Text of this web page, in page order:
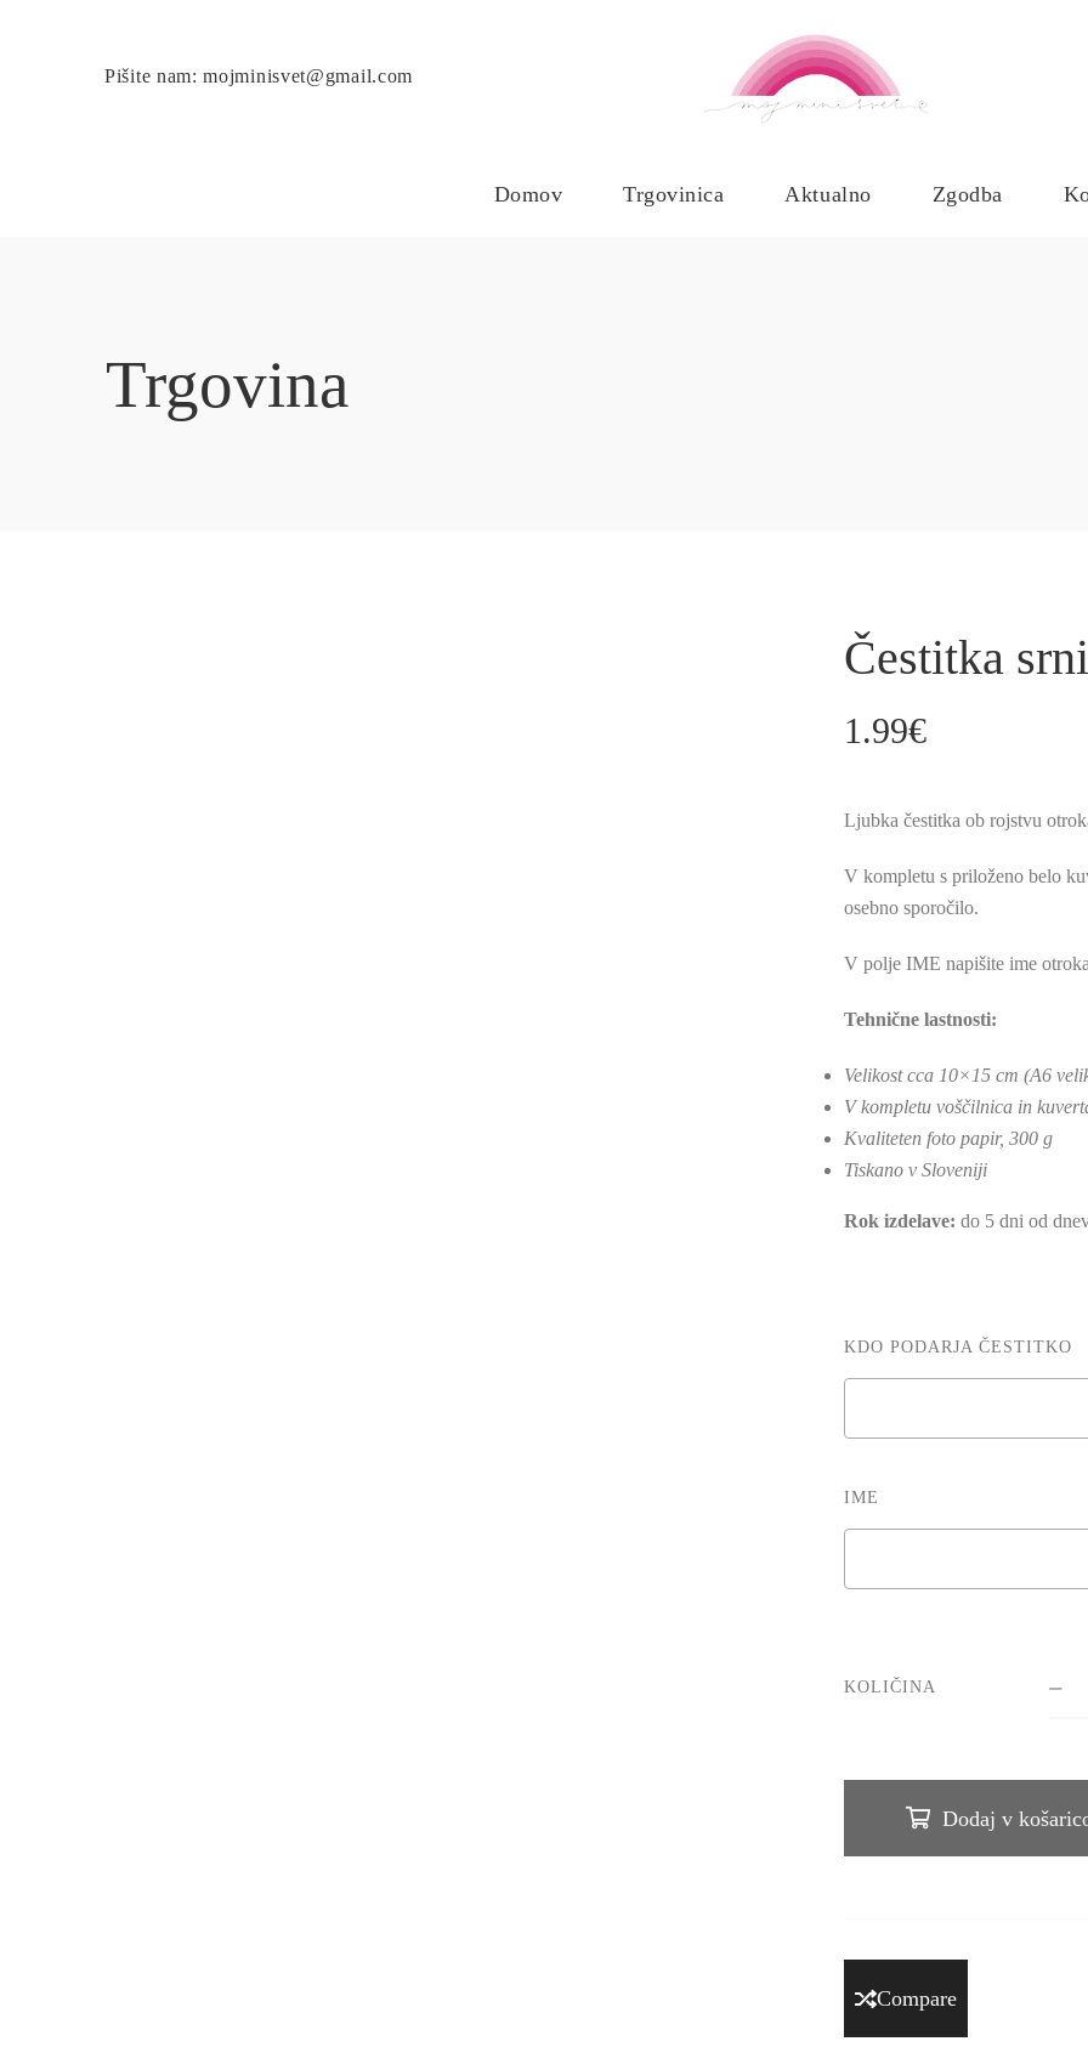
Pišite nam: mojminisvet@gmail.com
Domov Trgovinica Aktualno Zgodba
Trgovina
Čestitka
1.99€
Ljubka čestitka ob rojstvu
V kompletu s priloženo belo
osebno sporočilo.
V polje IME napišite ime
Tehnične lastnosti:
Velikost cca 10×15 cm (A6
V kompletu voščilnica in
Kvaliteten foto papir, 300 g
Tiskano v Sloveniji
Rok izdelave: do 5 dni od
KDO PODARJA ČESTITKO
IME
KOLIČINA
Dodaj v
Compare